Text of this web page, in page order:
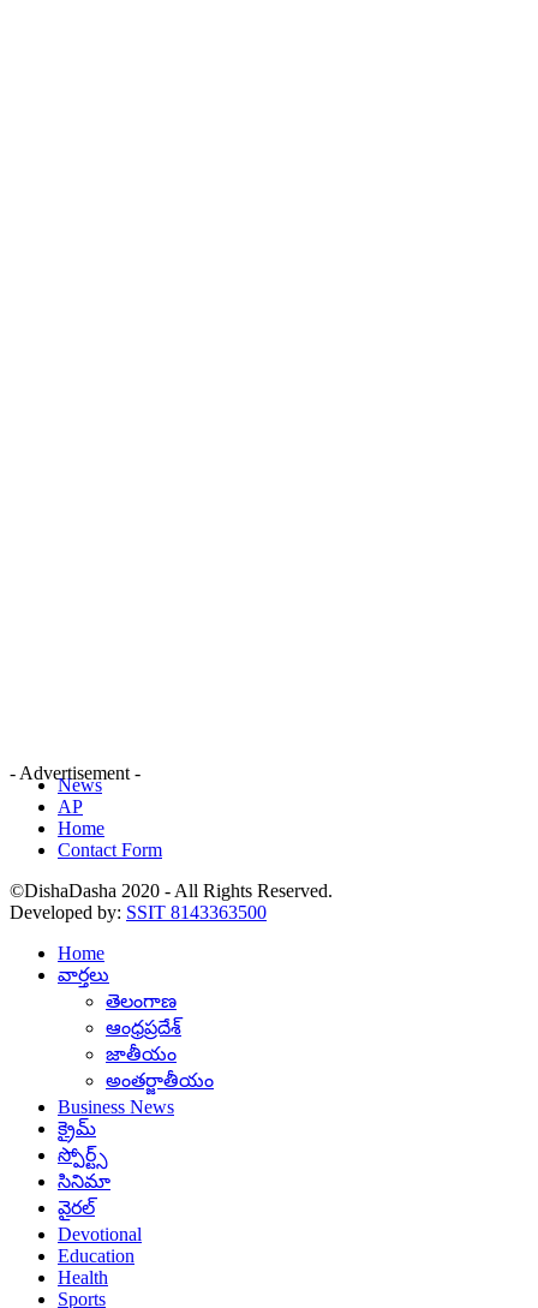
- Advertisement -
News
AP
Home
Contact Form
©DishaDasha 2020 - All Rights Reserved.
Developed by: SSIT 8143363500
Home
వార్తలు
తెలంగాణ
ఆంధ్రప్రదేశ్
జాతీయం
అంతర్జాతీయం
Business News
క్రైమ్
స్పోర్ట్స్
సినిమా
వైరల్
Devotional
Education
Health
Sports